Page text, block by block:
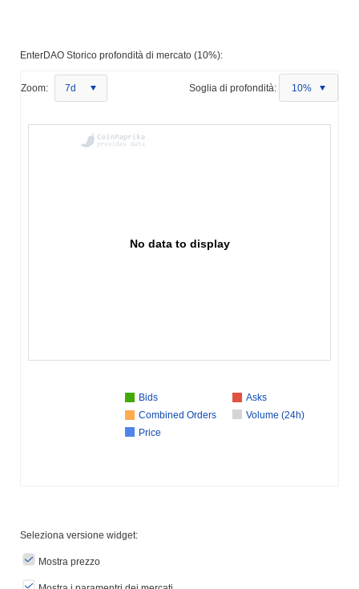
EnterDAO Storico profondità di mercato (10%):
Zoom: 7d Soglia di profondità: 10%
No data to display
Bids
Asks
Combined Orders
Volume (24h)
Price
Seleziona versione widget:
Mostra prezzo